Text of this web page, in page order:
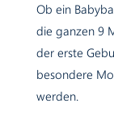
Ob ein
die ganzen 9
der erste
besondere
werden.